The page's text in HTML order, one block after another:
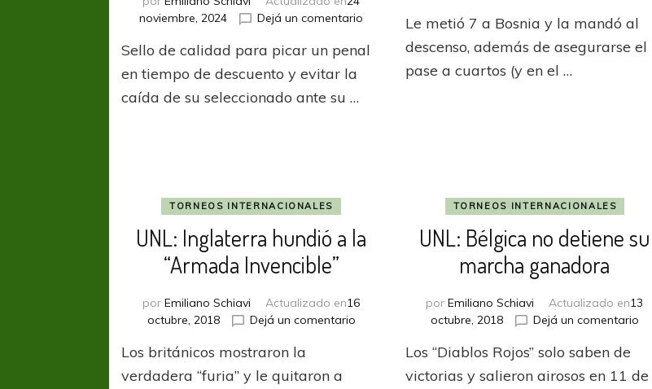
noviembre, 2024
Dejá un comentario
hizo
“magiar”
Sello de calidad para picar un penal
en tiempo de descuento y evitar la
caída de su seleccionado ante su …
su
Le metió 7 a Bosnia y la mandó al
descenso, además de asegurarse el
pase a cuartos (y en el …
TORNEOS INTERNACIONALES
UNL: Inglaterra hundió a la
“Armada Invencible”
porEmiliano Schiavi Actualizado en16
octubre, 2018
Dejá un comentarioen
Los británicos mostraron la
verdadera “furia” y le quitaron a
TORNEOS INTERNACIONALES
UNL: Bélgica no detiene su
marcha ganadora
porEmiliano Schiavi Actualizado en13
octubre, 2018
Dejá un comentarioen
no
Los “Diablos Rojos” solo saben de
victorias y salieron airosos en 11 de